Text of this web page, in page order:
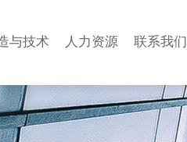
与技术 人力资源 联系我们